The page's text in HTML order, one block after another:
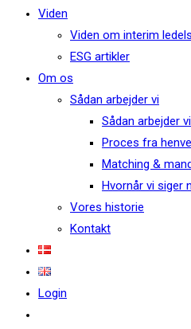
Viden
Viden om interim
ESG artikler
Om os
Sådan arbejder vi
Sådan arbejder vi
Proces fra
Matching &
Hvornår vi siger
Vores historie
Kontakt
Login